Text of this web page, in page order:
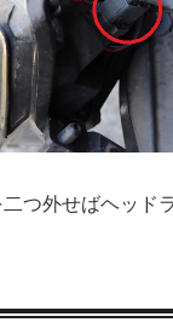
つ外せばヘッド